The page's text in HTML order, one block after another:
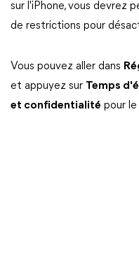
sur l'iPhone, vous devrez
de restrictions pour
Vous pouvez aller dans
et appuyez sur Temps
et confidentialité pour